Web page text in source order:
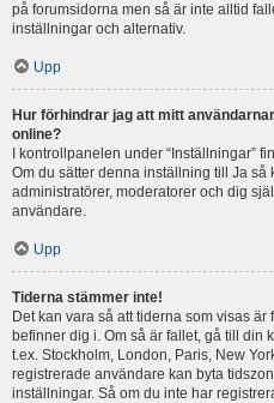
på forumsidorna men så är inte alltid
inställningar och alternativ.
Upp
Hur förhindrar jag att mitt
online?
I kontrollpanelen under “Inställningar”
Om du sätter denna inställning till Ja så
administratörer, moderatorer och dig
användare.
Upp
Tiderna stämmer inte!
Det kan vara så att tiderna som visas
befinner dig i. Om så är fallet, gå till din
t.ex. Stockholm, London, Paris, New
registrerade användare kan byta
inställningar. Så om du inte har